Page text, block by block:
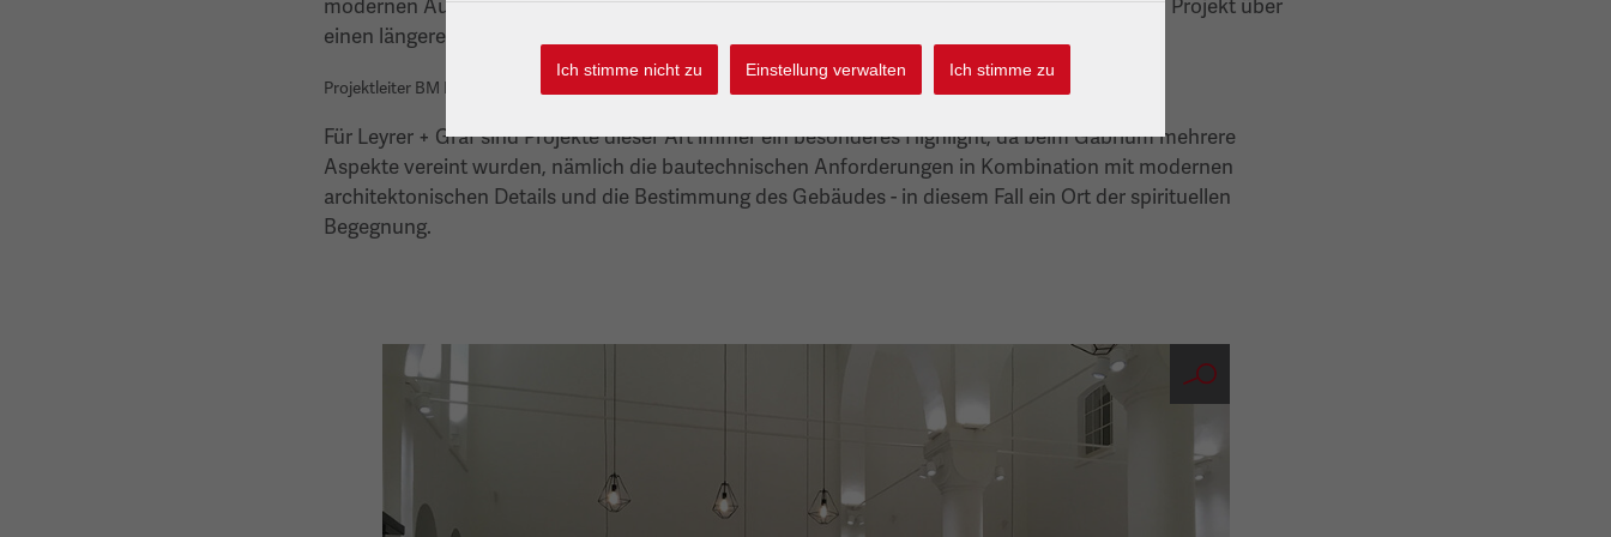
Ich stimme nicht zu Einstellung verwalten Ich stimme zu
modernen Ausstattung ist bei diesem Projekt sehr gelungen. Es freut uns darüber hinaus, ein Projekt über
einen längeren Zeitraum zu begleiten und zur Zufriedenheit aller abzuschließen“.
Projektleiter BM Ing. Markus Wieser
Für Leyrer + Graf sind Projekte dieser Art immer ein besonderes Highlight, da beim Gabrium mehrere
Aspekte vereint wurden, nämlich die bautechnischen Anforderungen in Kombination mit modernen
architektonischen Details und die Bestimmung des Gebäudes - in diesem Fall ein Ort der spirituellen
Begegnung.